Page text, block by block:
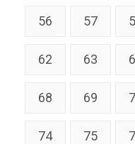
56 57
62 63
68 69
74 75